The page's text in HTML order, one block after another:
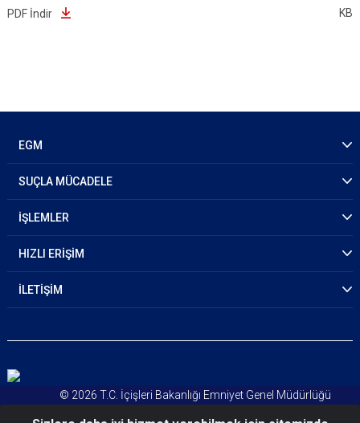
PDF İndir KB
EGM
SUÇLA MÜCADELE
İŞLEMLER
HIZLI ERİŞİM
İLETİŞİM
© 2026 T.C. İçişleri Bakanlığı Emniyet Genel Müdürlüğü